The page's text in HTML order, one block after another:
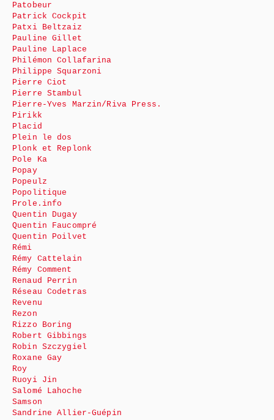
Patobeur
Patrick Cockpit
Patxi Beltzaiz
Pauline Gillet
Pauline Laplace
Philémon Collafarina
Philippe Squarzoni
Pierre Ciot
Pierre Stambul
Pierre-Yves Marzin/Riva Press.
Pirikk
Placid
Plein le dos
Plonk et Replonk
Pole Ka
Popay
Popeulz
Popolitique
Prole.info
Quentin Dugay
Quentin Faucompré
Quentin Poilvet
Rémi
Rémy Cattelain
Rémy Comment
Renaud Perrin
Réseau Codetras
Revenu
Rezon
Rizzo Boring
Robert Gibbings
Robin Szczygiel
Roxane Gay
Roy
Ruoyi Jin
Salomé Lahoche
Samson
Sandrine Allier-Guépin